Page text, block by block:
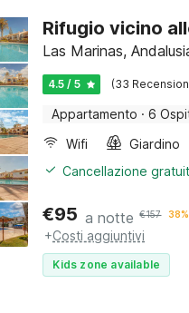
Rifugio vicino
Las Marinas,
4.5 / 5 (33
Appartamento · 6
Wifi
Giardino
Cancellazione
€95 a notte €157
+Costi aggiuntivi
Kids zone available